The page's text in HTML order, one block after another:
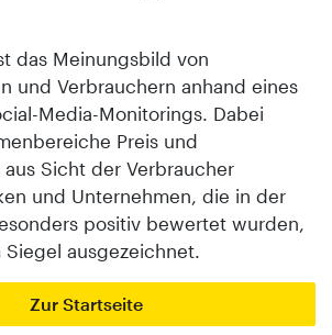
das Meinungsbild von
und Verbrauchern anhand eines
Media-Monitorings. Dabei
Preis und
Sicht der Verbraucher
und Unternehmen, die in der
positiv bewertet wurden,
ausgezeichnet.
Zur Startseite